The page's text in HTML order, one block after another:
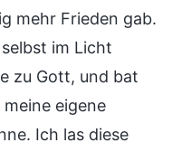
mehr Frieden gab.
im Licht
zu Gott, und bat
eigene
Ich las diese